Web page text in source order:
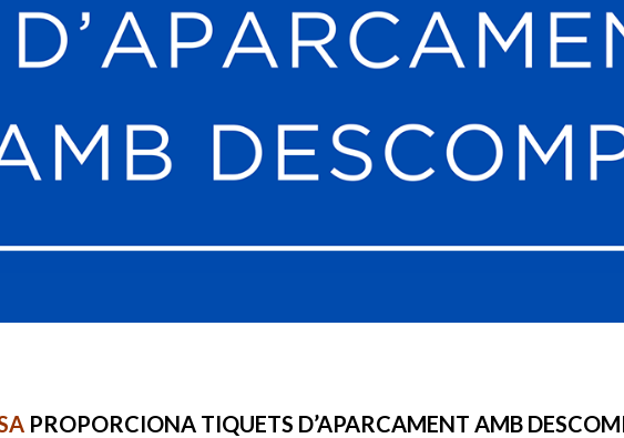
PROPORCIONA TIQUETS D’APARCAMENT AMB